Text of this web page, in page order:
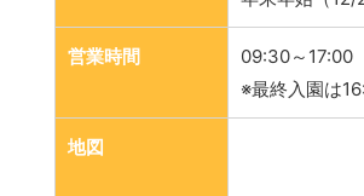
営業時間
09:30～17:00
※最終入園は
地図